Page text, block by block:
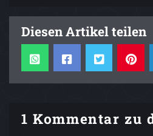
Diesen Artikel teilen
1 Kommentar zu